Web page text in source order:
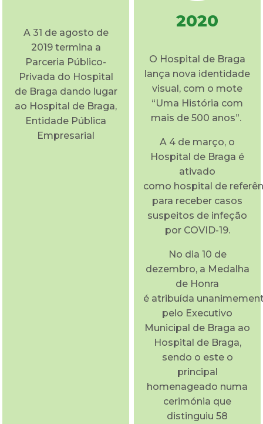
A 31 de agosto de
2019 termina a
Parceria Público-
Privada do Hospital
de Braga dando lugar
ao Hospital de Braga,
Entidade Pública
Empresarial
2020
O Hospital de Braga
lança nova identidade
visual, com o mote
“Uma História com
mais de 500 anos”.
A 4 de março, o
Hospital de Braga é
ativado
como hospital de
para receber casos
suspeitos de infeção
por COVID-19.
No dia 10 de
dezembro, a Medalha
de Honra
é atribuída
pelo Executivo
Municipal de Braga ao
Hospital de Braga,
sendo o este o
principal
homenageado numa
cerimónia que
distinguiu 58